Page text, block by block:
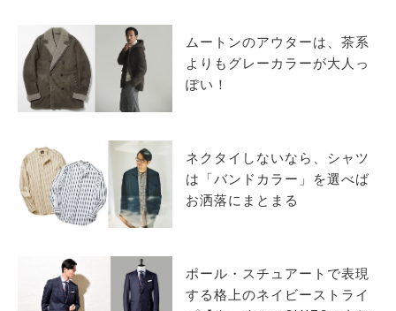
ムートンのアウターは、茶系
よりもグレーカラーが大人っ
ぽい！
ネクタイしないなら、シャツ
は「バンドカラー」を選べば
お洒落にまとまる
ポール・スチュアートで表現
する格上のネイビーストライ